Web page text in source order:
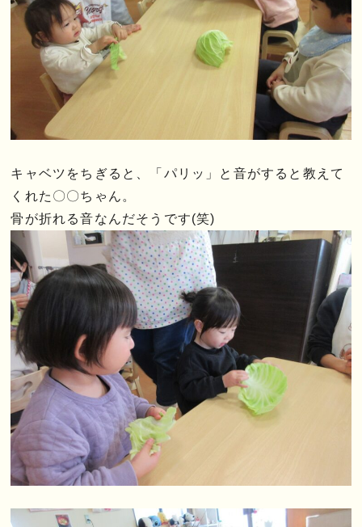
キャベツをちぎると、「パリッ」と音がすると教えて
くれた〇〇ちゃん。
骨が折れる音なんだそうです(笑)